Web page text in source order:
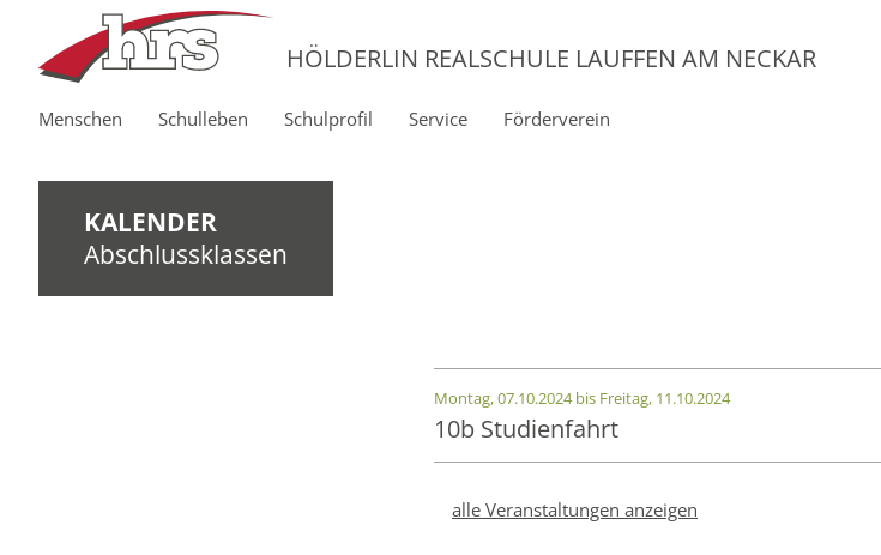
HÖLDERLIN REALSCHULE LAUFFEN AM NECKAR
Menschen Schulleben Schulprofil Service Förderverein
KALENDER
Abschlussklassen
Montag, 07.10.2024 bis Freitag, 11.10.2024
10b Studienfahrt
alle Veranstaltungen anzeigen